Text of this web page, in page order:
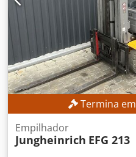
Termina em
Empilhador
Jungheinrich EFG 213